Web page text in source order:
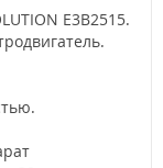
E3B2515.